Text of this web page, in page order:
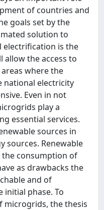
of countries and
goals set by the
solution to
electrification is the
the access to
where the
national electricity
Even in not
play a
essential services.
sources in
sources. Renewable
consumption of
as drawbacks the
and of
initial phase. To
microgrids, the thesis